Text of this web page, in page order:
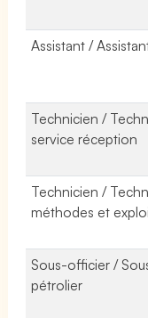
Assistant /
Technicien /
service réception
Technicien /
méthodes et
Sous-officier /
pétrolier